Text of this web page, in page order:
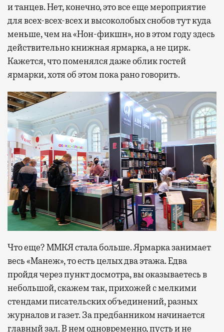
и танцев. Нет, конечно, это все еще мероприятие
для всех-всех-всех и высоколобых снобов тут куда
меньше, чем на «Нон-фикшн», но в этом году здесь
действительно книжная ярмарка, а не цирк.
Кажется, что поменялся даже облик гостей
ярмарки, хотя об этом пока рано говорить.
Что еще? ММКЯ стала больше. Ярмарка занимает
весь «Манеж», то есть целых два этажа. Едва
пройдя через пункт досмотра, вы оказываетесь в
небольшой, скажем так, прихожей с мелкими
стендами писательских объединений, разных
журналов и газет. За предбанником начинается
главный зал. В нем одновременно, пусть и не